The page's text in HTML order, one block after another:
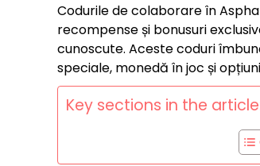
Codurile de colaborare în
recompense și bonusuri
cunoscute. Aceste coduri
speciale, monedă în joc și
Key sections in the